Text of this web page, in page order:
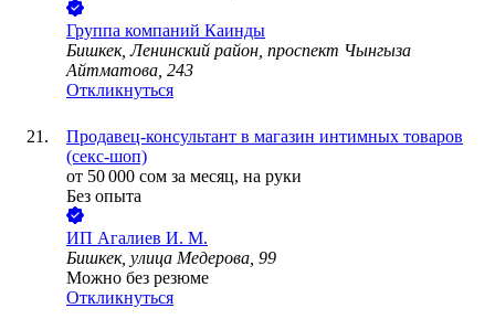
Группа компаний Каинды
Бишкек, Ленинский район, проспект Чынгыза
Айтматова, 243
Откликнуться
Продавец-консультант в магазин интимных товаров
(секс-шоп)
от 50 000 сом за месяц, на руки
Без опыта
ИП Агалиев И. М.
Бишкек, улица Медерова, 99
Можно без резюме
Откликнуться